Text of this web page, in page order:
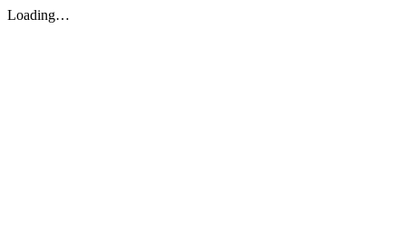
Loading…